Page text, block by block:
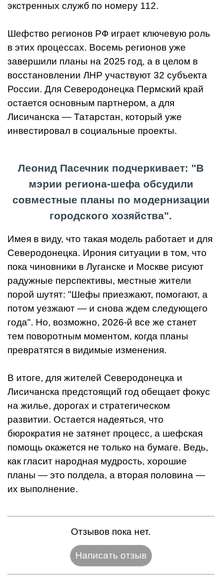
экстренных служб по номеру 112.
Шефство регионов РФ играет ключевую роль
в этих процессах. Восемь регионов уже
завершили планы на 2025 год, а в целом в
восстановлении ЛНР участвуют 32 субъекта
России. Для Северодонецка Пермский край
остается основным партнером, а для
Лисичанска — Татарстан, который уже
инвестировал в социальные проекты.
Леонид Пасечник подчеркивает: "В
мэрии региона-шефа обсудили
совместные планы по модернизации
городского хозяйства".
Имея в виду, что такая модель работает и для
Северодонецка. Ирония ситуации в том, что
пока чиновники в Луганске и Москве рисуют
радужные перспективы, местные жители
порой шутят: "Шефы приезжают, помогают, а
потом уезжают — и снова ждем следующего
года". Но, возможно, 2026-й все же станет
тем поворотным моментом, когда планы
превратятся в видимые изменения.
В итоге, для жителей Северодонецка и
Лисичанска предстоящий год обещает фокус
на жилье, дорогах и стратегическом
развитии. Остается надеяться, что
бюрократия не затянет процесс, а шефская
помощь окажется не только на бумаге. Ведь,
как гласит народная мудрость, хорошие
планы — это полдела, а вторая половина —
их выполнение.
Отзывов пока нет.